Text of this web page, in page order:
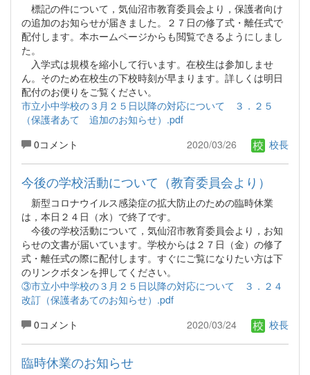
標記の件について，気仙沼市教育委員会より，保護者向け
の追加のお知らせが届きました。２７日の修了式・離任式で
配付します。本ホームページからも閲覧できるようにしまし
た。
入学式は規模を縮小して行います。在校生は参加しませ
ん。そのため在校生の下校時刻が早まります。詳しくは明日
配付のお便りをご覧ください。
市立小中学校の３月２５日以降の対応について ３．２５
（保護者あて 追加のお知らせ）.pdf
0コメント
2020/03/26 校長
今後の学校活動について（教育委員会より）
新型コロナウイルス感染症の拡大防止のための臨時休業
は，本日２４日（水）で終了です。
今後の学校活動について，気仙沼市教育委員会より，お知
らせの文書が届いています。学校からは２７日（金）の修了
式・離任式の際に配付します。すぐにご覧になりたい方は下
のリンクボタンを押してください。
③市立小中学校の３月２５日以降の対応について ３．２４
改訂（保護者あてのお知らせ）.pdf
0コメント
2020/03/24 校長
臨時休業のお知らせ